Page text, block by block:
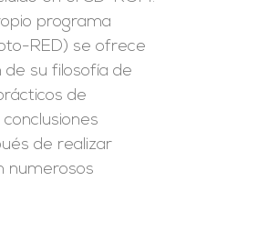
programa
RED) se ofrece
de su filosofía de
de
de realizar
numerosos